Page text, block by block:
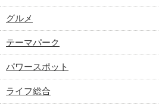
グルメ
テーマパーク
パワースポット
ライフ総合